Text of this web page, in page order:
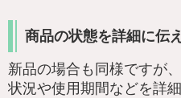
商品の状態を詳細に伝
新品の場合も同様ですが
状況や使用期間などを詳